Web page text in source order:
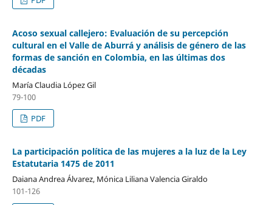
Acoso sexual callejero: Evaluación de su percepción
cultural en el Valle de Aburrá y análisis de género de las
formas de sanción en Colombia, en las últimas dos
décadas
María Claudia López Gil
79-100
PDF
La participación política de las mujeres a la luz de la Ley
Estatutaria 1475 de 2011
Daiana Andrea Álvarez, Mónica Liliana Valencia Giraldo
101-126